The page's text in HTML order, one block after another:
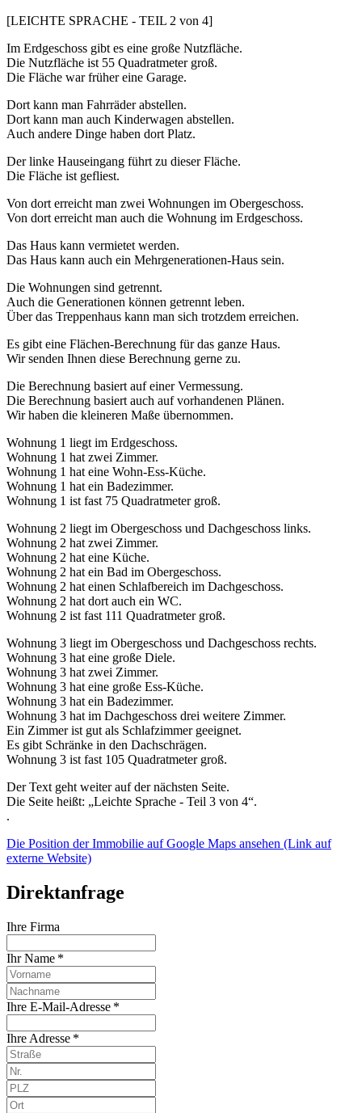
[LEICHTE SPRACHE - TEIL 2 von 4]
Im Erdgeschoss gibt es eine große Nutzfläche.
Die Nutzfläche ist 55 Quadratmeter groß.
Die Fläche war früher eine Garage.
Dort kann man Fahrräder abstellen.
Dort kann man auch Kinderwagen abstellen.
Auch andere Dinge haben dort Platz.
Der linke Hauseingang führt zu dieser Fläche.
Die Fläche ist gefliest.
Von dort erreicht man zwei Wohnungen im Obergeschoss.
Von dort erreicht man auch die Wohnung im Erdgeschoss.
Das Haus kann vermietet werden.
Das Haus kann auch ein Mehrgenerationen-Haus sein.
Die Wohnungen sind getrennt.
Auch die Generationen können getrennt leben.
Über das Treppenhaus kann man sich trotzdem erreichen.
Es gibt eine Flächen-Berechnung für das ganze Haus.
Wir senden Ihnen diese Berechnung gerne zu.
Die Berechnung basiert auf einer Vermessung.
Die Berechnung basiert auch auf vorhandenen Plänen.
Wir haben die kleineren Maße übernommen.
Wohnung 1 liegt im Erdgeschoss.
Wohnung 1 hat zwei Zimmer.
Wohnung 1 hat eine Wohn-Ess-Küche.
Wohnung 1 hat ein Badezimmer.
Wohnung 1 ist fast 75 Quadratmeter groß.
Wohnung 2 liegt im Obergeschoss und Dachgeschoss links.
Wohnung 2 hat zwei Zimmer.
Wohnung 2 hat eine Küche.
Wohnung 2 hat ein Bad im Obergeschoss.
Wohnung 2 hat einen Schlafbereich im Dachgeschoss.
Wohnung 2 hat dort auch ein WC.
Wohnung 2 ist fast 111 Quadratmeter groß.
Wohnung 3 liegt im Obergeschoss und Dachgeschoss rechts.
Wohnung 3 hat eine große Diele.
Wohnung 3 hat zwei Zimmer.
Wohnung 3 hat eine große Ess-Küche.
Wohnung 3 hat ein Badezimmer.
Wohnung 3 hat im Dachgeschoss drei weitere Zimmer.
Ein Zimmer ist gut als Schlafzimmer geeignet.
Es gibt Schränke in den Dachschrägen.
Wohnung 3 ist fast 105 Quadratmeter groß.
Der Text geht weiter auf der nächsten Seite.
Die Seite heißt: „Leichte Sprache - Teil 3 von 4“.
.
Die Position der Immobilie auf Google Maps ansehen (Link auf
externe Website)
Direktanfrage
Ihre Firma
Ihr Name *
Ihre E-Mail-Adresse *
Ihre Adresse *